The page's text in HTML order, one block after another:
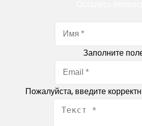
Заполните
Пожалуйста, введите